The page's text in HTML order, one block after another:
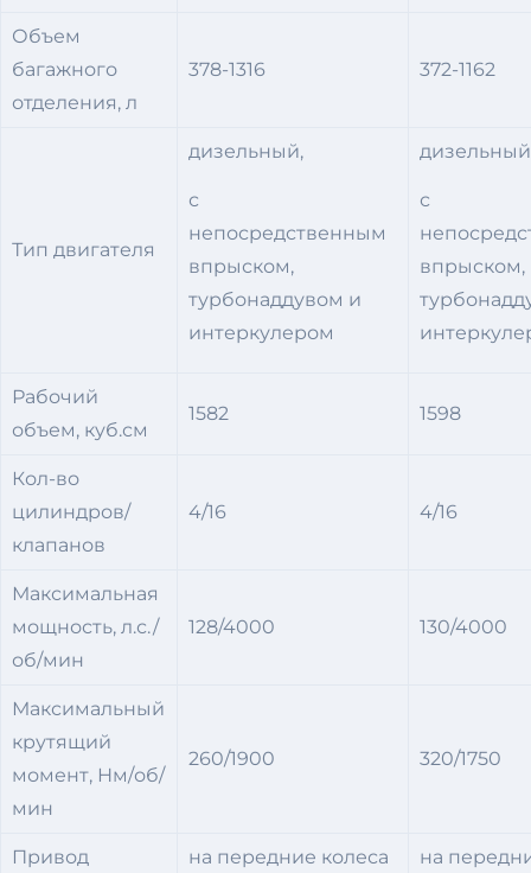
Объем
багажного
отделения, л
378-1316 372-1162
Тип двигателя
дизельный,
с
непосредственным
впрыском,
турбонаддувом и
интеркулером
с
впрыском,
Рабочий
объем, куб.см
1582 1598
Кол-во
цилиндров/
клапанов
4/16 4/16
Максимальная
мощность, л.с./
об/мин
128/4000 130/4000
Максимальный
крутящий
момент, Нм/об/
мин
260/1900 320/1750
Привод на передние колеса на